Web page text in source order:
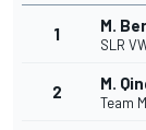
1 M.
SLR
2 M.
Team